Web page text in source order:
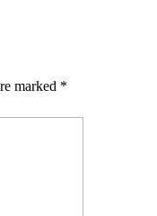
marked *